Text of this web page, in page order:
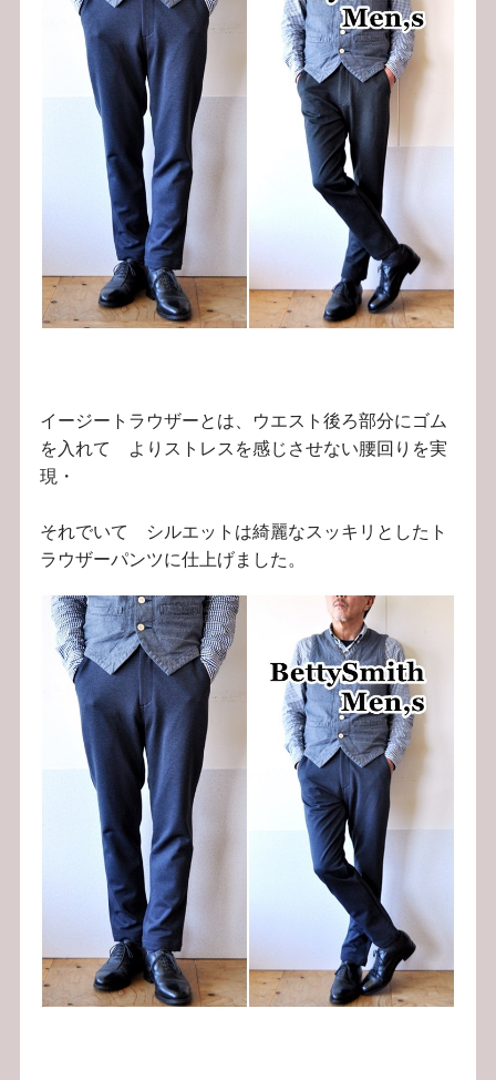
イージートラウザーとは、ウエスト後ろ部分にゴム
を入れて よりストレスを感じさせない腰回りを実
現・
それでいて シルエットは綺麗なスッキリとしたト
ラウザーパンツに仕上げました。